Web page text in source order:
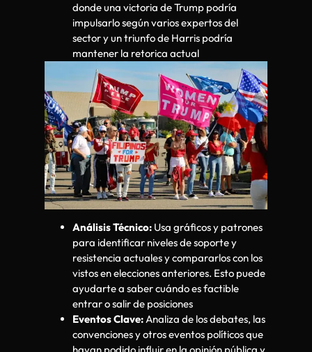
donde una victoria de Trump podría
impulsarlo según varios expertos del
sector y un triunfo de Harris podría
mantener la retorica actual
Análisis Técnico: Usa gráficos y patrones
para identificar niveles de soporte y
resistencia actuales y compararlos con los
vistos en elecciones anteriores. Esto puede
ayudarte a saber cuándo es factible
entrar o salir de posiciones
Eventos Clave:Analiza de los debates, las
convenciones y otros eventos políticos que